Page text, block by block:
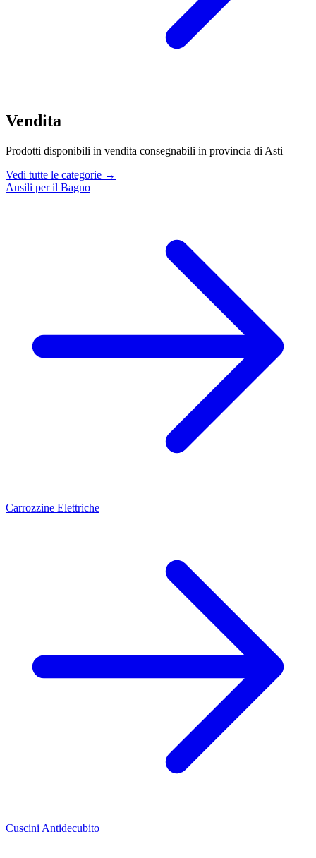
Vendita
Prodotti disponibili in vendita consegnabili in provincia di Asti
Vedi tutte le categorie →
Ausili per il Bagno
Carrozzine Elettriche
Cuscini Antidecubito